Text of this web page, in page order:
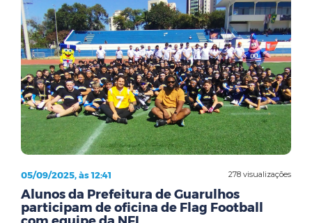
278 visualizações
05/09/2025, às 12:41
Alunos da Prefeitura de Guarulhos
participam de oficina de Flag Football